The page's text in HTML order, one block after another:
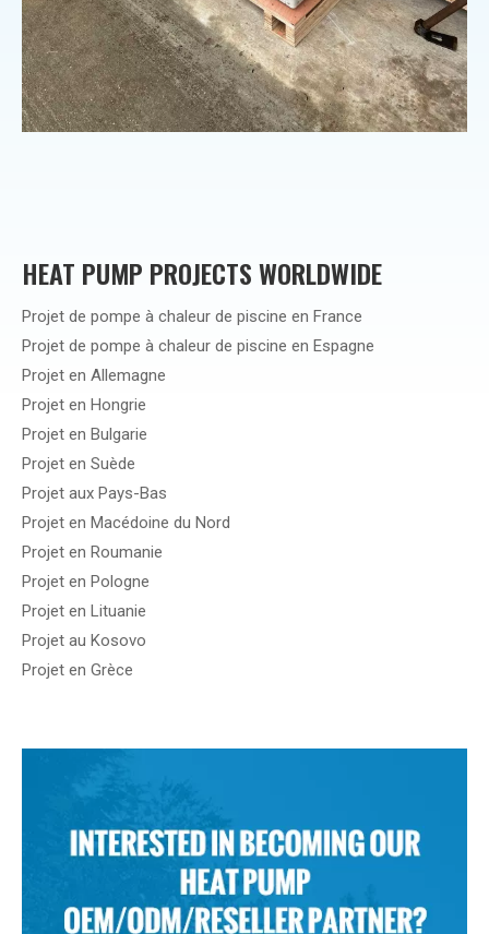
HEAT PUMP PROJECTS WORLDWIDE
Projet de pompe à chaleur de piscine en France
Projet de pompe à chaleur de piscine en Espagne
Projet en Allemagne
Projet en Hongrie
Projet en Bulgarie
Projet en Suède
Projet aux Pays-Bas
Projet en Macédoine du Nord
Projet en Roumanie
Projet en Pologne
Projet en Lituanie
Projet au Kosovo
Projet en Grèce